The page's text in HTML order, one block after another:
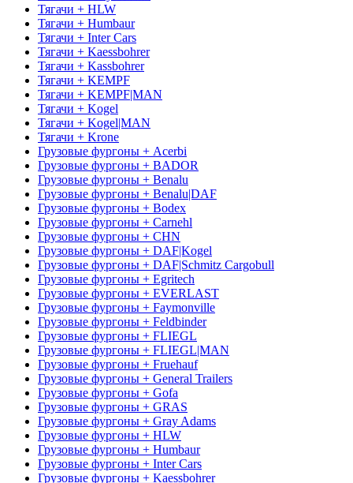
Тягачи + HLW
Тягачи + Humbaur
Тягачи + Inter Cars
Тягачи + Kaessbohrer
Тягачи + Kassbohrer
Тягачи + KEMPF
Тягачи + KEMPF|MAN
Тягачи + Kogel
Тягачи + Kogel|MAN
Тягачи + Krone
Грузовые фургоны + Acerbi
Грузовые фургоны + BADOR
Грузовые фургоны + Benalu
Грузовые фургоны + Benalu|DAF
Грузовые фургоны + Bodex
Грузовые фургоны + Carnehl
Грузовые фургоны + CHN
Грузовые фургоны + DAF|Kogel
Грузовые фургоны + DAF|Schmitz Cargobull
Грузовые фургоны + Egritech
Грузовые фургоны + EVERLAST
Грузовые фургоны + Faymonville
Грузовые фургоны + Feldbinder
Грузовые фургоны + FLIEGL
Грузовые фургоны + FLIEGL|MAN
Грузовые фургоны + Fruehauf
Грузовые фургоны + General Trailers
Грузовые фургоны + Gofa
Грузовые фургоны + GRAS
Грузовые фургоны + Gray Adams
Грузовые фургоны + HLW
Грузовые фургоны + Humbaur
Грузовые фургоны + Inter Cars
Грузовые фургоны + Kaessbohrer